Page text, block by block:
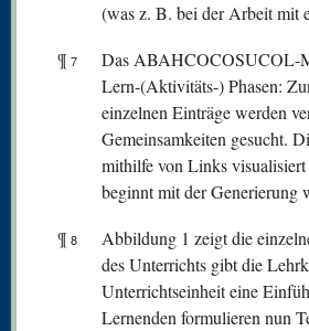
(was z. B. bei der Arbeit mit
¶ 7
Das ABAHCOCOSUCOL-
Lern-(Aktivitäts-) Phasen:
einzelnen Einträge werden
Gemeinsamkeiten gesucht.
mithilfe von Links
beginnt mit der Generierung
¶ 8
Abbildung 1 zeigt die
des Unterrichts gibt die
Unterrichtseinheit eine
Lernenden formulieren nun